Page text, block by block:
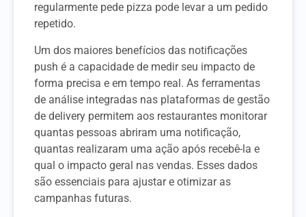
regularmente pede pizza pode levar a um pedido
repetido.
Um dos maiores benefícios das notificações
push é a capacidade de medir seu impacto de
forma precisa e em tempo real. As ferramentas
de análise integradas nas plataformas de gestão
de delivery permitem aos restaurantes monitorar
quantas pessoas abriram uma notificação,
quantas realizaram uma ação após recebê-la e
qual o impacto geral nas vendas. Esses dados
são essenciais para ajustar e otimizar as
campanhas futuras.